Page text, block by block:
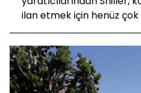
ilan etmek için henüz